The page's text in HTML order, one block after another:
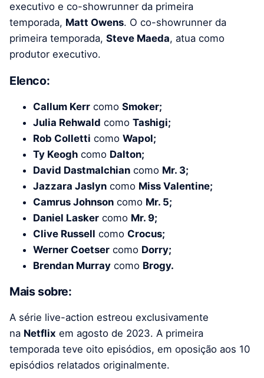
executivo e co-showrunner da primeira
temporada, Matt Owens. O co-showrunner da
primeira temporada, Steve Maeda, atua como
produtor executivo.
Elenco:
Callum Kerr como Smoker;
Julia Rehwald como Tashigi;
Rob Colletti como Wapol;
Ty Keogh como Dalton;
David Dastmalchian como Mr. 3;
Jazzara Jaslyn como Miss Valentine;
Camrus Johnson como Mr. 5;
Daniel Lasker como Mr. 9;
Clive Russell como Crocus;
Werner Coetser como Dorry;
Brendan Murray como Brogy.
Mais sobre:
A série live-action estreou exclusivamente
na Netflix em agosto de 2023. A primeira
temporada teve oito episódios, em oposição aos 10
episódios relatados originalmente.